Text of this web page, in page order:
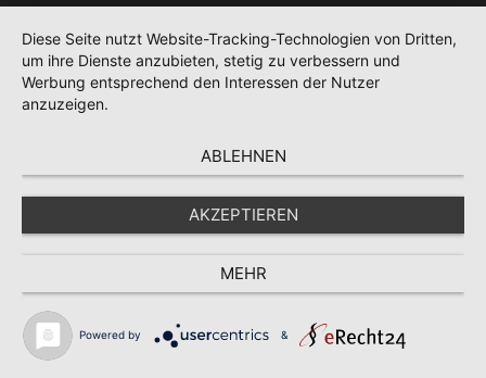
Diese Seite nutzt Website-Tracking-Technologien von Dritten,
um ihre Dienste anzubieten, stetig zu verbessern und
Werbung entsprechend den Interessen der Nutzer
anzuzeigen.
ABLEHNEN
AKZEPTIEREN
MEHR
Powered by &